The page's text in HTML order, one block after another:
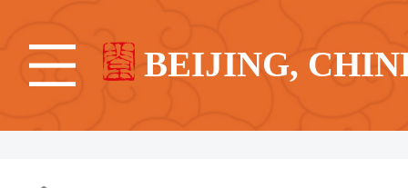
BEIJING,